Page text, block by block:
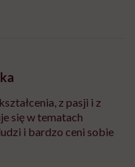
z pasji i z
się w tematach
i bardzo ceni sobie